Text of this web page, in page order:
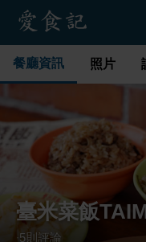
餐廳資訊 照片
臺米菜飯
· 5則評論